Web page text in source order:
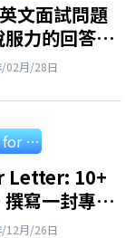
文面試問題
力的回答技
02月/28日
English for professional
Letter: 10+
寫一封專業
象深刻的求
12月/26日